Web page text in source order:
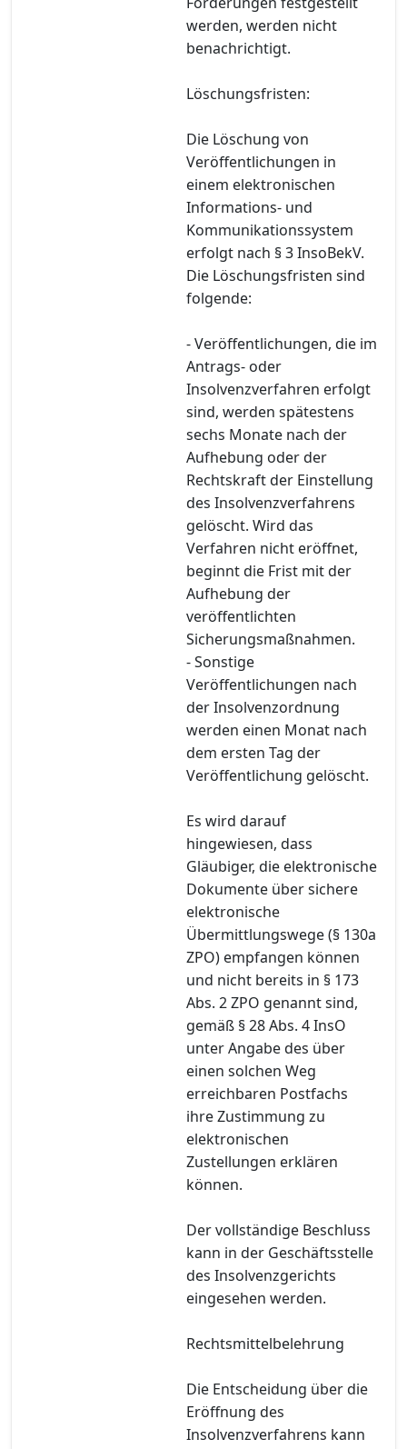
werden, werden nicht
benachrichtigt.
Löschungsfristen:
Die Löschung von
Veröffentlichungen in
einem elektronischen
Informations- und
Kommunikationssystem
erfolgt nach § 3 InsoBekV.
Die Löschungsfristen sind
folgende:
- Veröffentlichungen, die im
Antrags- oder
Insolvenzverfahren erfolgt
sind, werden spätestens
sechs Monate nach der
Aufhebung oder der
Rechtskraft der Einstellung
des Insolvenzverfahrens
gelöscht. Wird das
Verfahren nicht eröffnet,
beginnt die Frist mit der
Aufhebung der
veröffentlichten
Sicherungsmaßnahmen.
- Sonstige
Veröffentlichungen nach
der Insolvenzordnung
werden einen Monat nach
dem ersten Tag der
Veröffentlichung gelöscht.
Es wird darauf
hingewiesen, dass
Gläubiger, die elektronische
Dokumente über sichere
elektronische
Übermittlungswege (§ 130a
ZPO) empfangen können
und nicht bereits in § 173
Abs. 2 ZPO genannt sind,
gemäß § 28 Abs. 4 InsO
unter Angabe des über
einen solchen Weg
erreichbaren Postfachs
ihre Zustimmung zu
elektronischen
Zustellungen erklären
können.
Der vollständige Beschluss
kann in der Geschäftsstelle
des Insolvenzgerichts
eingesehen werden.
Rechtsmittelbelehrung
Die Entscheidung über die
Eröffnung des
Insolvenzverfahrens kann